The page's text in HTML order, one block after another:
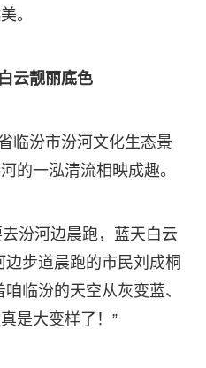
。
云靓丽底色
临汾市汾河文化生态景
的一泓清流相映成趣。
汾河边晨跑，蓝天白云
边步道晨跑的市民刘成桐
临汾的天空从灰变蓝、
是大变样了！”